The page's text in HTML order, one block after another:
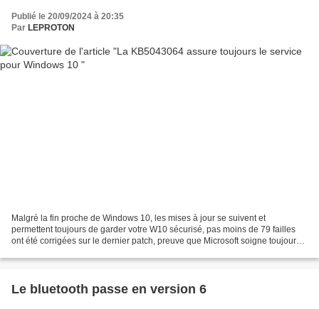
Publié le 20/09/2024 à 20:35
Par LEPROTON
Malgré la fin proche de Windows 10, les mises à jour se suivent et
permettent toujours de garder votre W10 sécurisé, pas moins de 79 failles
ont été corrigées sur le dernier patch, preuve que Microsoft soigne toujours
Le bluetooth passe en version 6